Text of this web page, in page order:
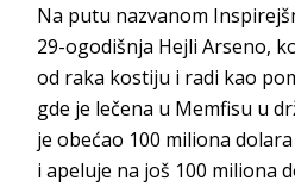
Na putu nazvanom
29-ogodišnja Hejli Arseno,
od raka kostiju i radi kao
gde je lečena u Memfisu u
je obećao 100 miliona
i apeluje na još 100 miliona